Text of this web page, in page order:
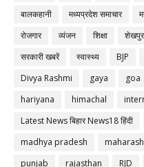
बालकहानी
मध्यप्रदेश समाचार
रोजगार
व्यंजन शिक्षा
सरकारी खबरें
स्वास्थ्य BJP
Divya Rashmi
gaya goa
hariyana
himachal
Latest News बिहार News18 हिंदी
madhya pradesh
punjab
rajasthan RJD